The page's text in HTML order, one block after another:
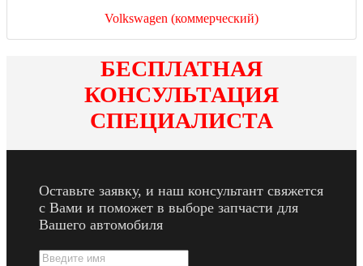
Volkswagen (коммерческий)
БЕСПЛАТНАЯ
КОНСУЛЬТАЦИЯ
СПЕЦИАЛИСТА
Оставьте заявку, и наш консультант свяжется
с Вами и поможет в выборе запчасти для
Вашего автомобиля